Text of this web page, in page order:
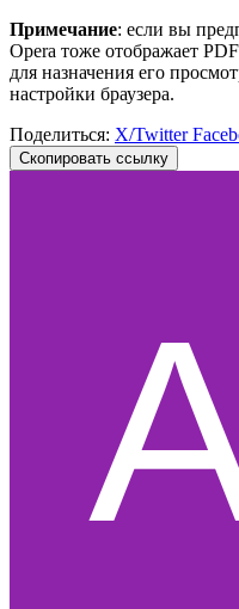
Примечание: если вы
Opera тоже отображает
для назначения его
настройки браузера.
Поделиться: X/Twitter
Скопировать ссылку